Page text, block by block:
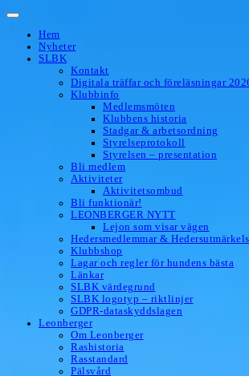
Hoppa
innehåll
Hem
Nyheter
SLBK
Kontakt
Digitala träffar och föreläsningar
Klubbinfo
Medlemsmöten
Klubbens historia
Stadgar & arbetsordning
Styrelseprotokoll
Styrelsen – presentation
Bli medlem
Aktiviteter
Aktivitetsombud
Bli funktionär!
LEONBERGER NYTT
Lejon som visar vägen
Hedersmedlemmar &
Klubbshop
Lagar och regler för hundens bästa
Länkar
SLBK värdegrund
SLBK logotyp – riktlinjer
GDPR-dataskyddslagen
Leonberger
Om Leonberger
Rashistoria
Rasstandard
Pälsvård